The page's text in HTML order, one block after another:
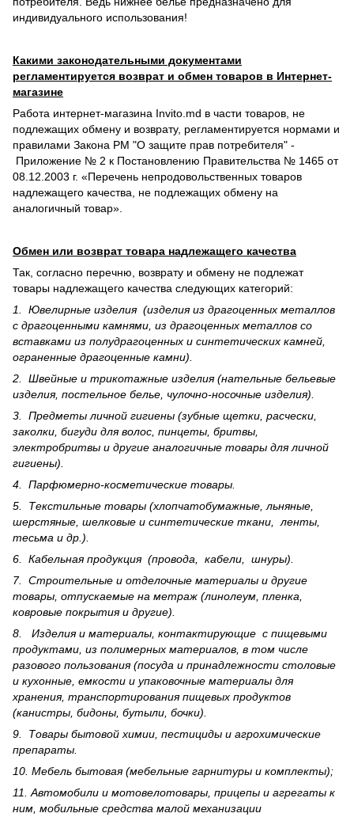
индивидуального использования!
Какими законодательными документами
регламентируется возврат и обмен товаров в Интернет-
магазине
Работа интернет-магазина Invito.md в части товаров, не
подлежащих обмену и возврату, регламентируется нормами и
правилами Закона РМ "О защите прав потребителя" -
Приложение № 2 к Постановлению Правительства № 1465 от
08.12.2003 г. «Перечень непродовольственных товаров
надлежащего качества, не подлежащих обмену на
аналогичный товар».
Обмен или возврат товара надлежащего качества
Так, согласно перечню, возврату и обмену не подлежат
товары надлежащего качества следующих категорий:
1. Ювелирные изделия (изделия из драгоценных металлов
с драгоценными камнями, из драгоценных металлов со
вставками из полудрагоценных и синте­тических камней,
ограненные драгоценные камни).
2. Швейные и трикотажные изделия (нательные бельевые
изделия, постельное белье, чулочно-носочные изделия).
3. Предметы личной гигиены (зубные щетки, расчески,
заколки, бигуди для волос, пинцеты, бритвы,
электробритвы и другие аналогичные товары для личной
гигиены).
4. Парфюмерно-косметические товары.
5. Текстильные товары (хлопчатобумажные, льняные,
шерс­тя­ные, шелковые и синтетические ткани, ленты,
тесьма и др.).
6. Кабельная продукция (провода, кабели, шнуры).
7. Строительные и отделочные материалы и другие
товары, отпускаемые на метраж (линолеум, пленка,
ковровые покрытия и другие).
8. Изделия и материалы, контактирующие с пищевыми
продуктами, из полимерных материалов, в том числе
разового пользования (посуда и принадлежности столовые
и кухонные, емкости и упаковочные материалы для
хранения, транспортирования пищевых продуктов
(канистры, бидоны, бутыли, бочки).
9. Товары бытовой химии, пестициды и агрохи­мические
препараты.
10. Мебель бытовая (мебельные гарнитуры и комплекты);
11. Автомобили и мотовелотовары, прицепы и агрегаты к
ним, мобильные средства малой механизации